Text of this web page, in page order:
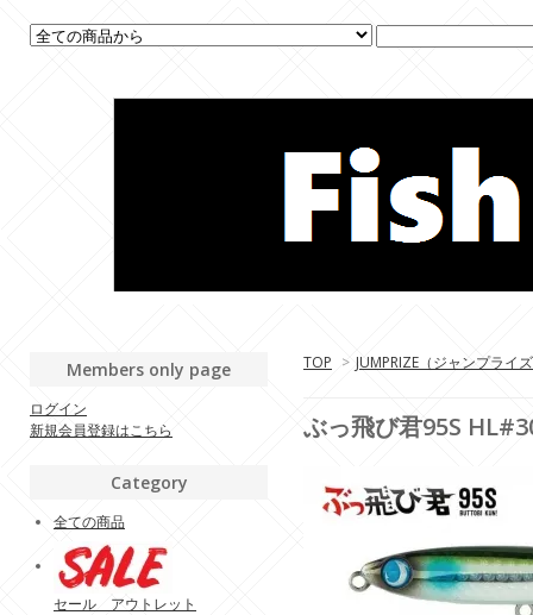
TOP > JUMPRIZE（ジャンプライ
ぶっ飛び君95S
Members only page
ログイン
新規会員登録はこちら
Category
全ての商品
セール アウトレット